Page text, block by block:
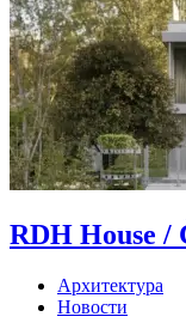
RDH House /
Архитектура
Новости